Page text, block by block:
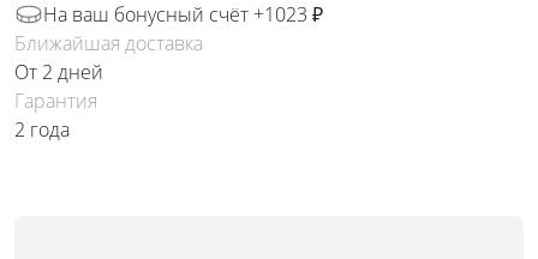
На ваш бонусный счёт +1023 ₽
Ближайшая доставка
От 2 дней
Гарантия
2 года